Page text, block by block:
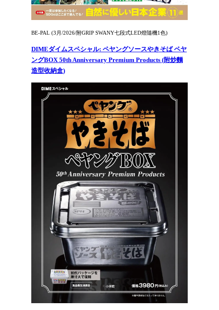
BE-PAL (3月/2026/附GRIP SWANY七段式LED燈隨機1色)
DIMEダイムスペシャル: ペヤングソースやきそば ペヤ
ングBOX 50th Anniversary Premium Products (附炒麵
造型收納盒)